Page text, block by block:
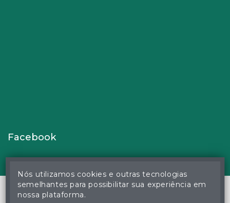
Facebook
Nós utilizamos cookies e outras tecnologias
semelhantes para possibilitar sua experiência em
nossa plataforma.